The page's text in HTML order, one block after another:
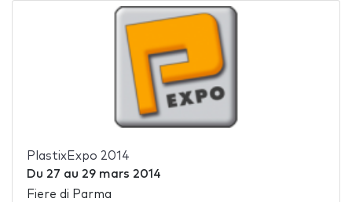
PlastixExpo 2014
Du 27 au 29 mars 2014
Fiere di Parma